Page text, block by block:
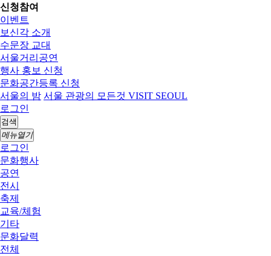
신청참여
이벤트
보신각 소개
수문장 교대
서울거리공연
행사 홍보 신청
문화공간등록 신청
서울의 밤 서울 관광의 모든것 VISIT SEOUL
로그인
검색
메뉴열기
로그인
문화행사
공연
전시
축제
교육/체험
기타
문화달력
전체